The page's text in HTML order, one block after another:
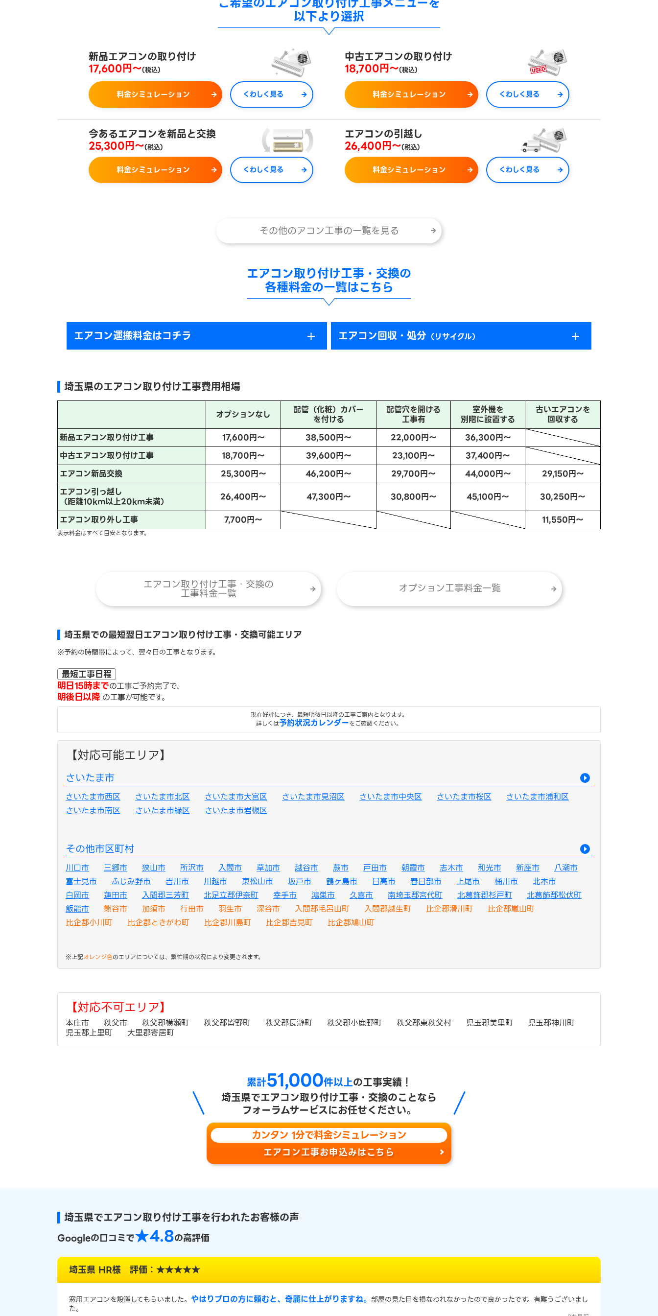
以下より選択
新品エアコンの取り付け
17,600円～(税込)
料金シミュレーション くわしく見る
中古エアコンの取り付け
18,700円～(税込)
料金シミュレーション くわしく見る
今あるエアコンを新品と交換
25,300円～(税込)
料金シミュレーション くわしく見る
エアコンの引越し
26,400円～(税込)
料金シミュレーション くわしく見る
その他のアコン工事の一覧を見る
エアコン取り付け工事・交換の
各種料金の一覧はこちら
エアコン運搬料金はコチラ エアコン回収・処分 （リサイクル）
埼玉県のエアコン取り付け工事費用相場
オプションなし
配管（化粧）カバー
を付ける
配管穴を開ける
工事有
室外機を
別階に設置する
古いエアコンを
回収する
新品エアコン取り付け工事
17,600円～ 38,500円～ 22,000円～
36,300円～
中古エアコン取り付け工事
18,700円～ 39,600円～ 23,100円～
37,400円～
エアコン新品交換
25,300円～ 46,200円～ 29,700円～ 44,000円～
29,150円～
エアコン引っ越し
（距離10km以上20km未満）
26,400円～ 47,300円～ 30,800円～ 45,100円～
30,250円～
エアコン取り外し工事
7,700円～ 11,550円～
表示料金はすべて目安となります。
エアコン取り付け工事・交換の
工事料金一覧 オプション工事料金一覧
埼玉県での最短翌日エアコン取り付け工事・交換可能エリア
※予約の時間帯によって、翌々日の工事となります。
最短工事日程
明日15時までの工事ご予約完了で、
明後日以降 の工事が可能です。
現在好評につき、最短明後日以降の工事ご案内となります。
詳しくは予約状況カレンダーをご確認ください。
【対応可能エリア】
さいたま市
さいたま市西区 さいたま市北区 さいたま市大宮区 さいたま市見沼区 さいたま市中央区 さいたま市桜区
さいたま市浦和区
さいたま市南区
さいたま市緑区 さいたま市岩槻区
その他市区町村
川口市 三郷市 狭山市 所沢市 入間市 草加市 越谷市 蕨市 戸田市 朝霞市 志木市 和光市 新座市
八潮市
富士見市
ふじみ野市 吉川市 川越市 東松山市 坂戸市 鶴ヶ島市 日高市 春日部市 上尾市 桶川市
北本市
白岡市
蓮田市 入間郡三芳町 北足立郡伊奈町 幸手市 鴻巣市 久喜市 南埼玉郡宮代町 北葛飾郡杉戸町
北葛飾郡松伏町
飯能市
熊谷市 加須市 行田市 羽生市 深谷市 入間郡毛呂山町 入間郡越生町 比企郡滑川町
比企郡嵐山町
比企郡小川町
比企郡ときがわ町 比企郡川島町 比企郡吉見町 比企郡鳩山町
※上記オレンジ色のエリアについては、繁忙期の状況により変更されます。
【対応不可エリア】
本庄市 秩父市 秩父郡横瀬町 秩父郡皆野町 秩父郡長瀞町 秩父郡小鹿野町 秩父郡東秩父村 児玉郡美里町
児玉郡神川町
児玉郡上里町
大里郡寄居町
累計51,000件以上の工事実績！
埼玉県でエアコン取り付け工事・交換のことなら
フォーラムサービスにお任せください。
カンタン 1分で料金シミュレーション
エアコン工事お申込みはこちら
埼玉県でエアコン取り付け工事を行われたお客様の声
Googleの口コミで★4.8の高評価
埼玉県 HR様 評価：★★★★★
窓用エアコンを設置してもらいました。 やはりプロの方に頼むと、奇麗に仕上がりますね。 部屋の見た目を損なわれなかったので良かったです。有難うございまし
た。